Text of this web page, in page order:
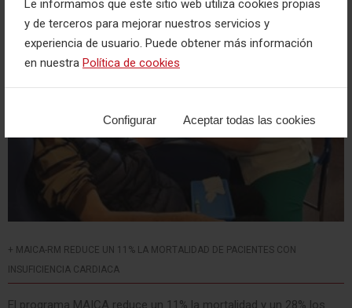
Le informamos que este sitio web utiliza cookies propias
y de terceros para mejorar nuestros servicios y
experiencia de usuario. Puede obtener más información
en nuestra Política de cookies
Configurar Aceptar todas las cookies
+ MAICA-RM REDUCE UN 11% LA MORTALIDAD DE PACIENTES CON
INSUFICIENCIA CARDIACA
El programa MAICA reduce un 11% la mortalidad y un 28% los